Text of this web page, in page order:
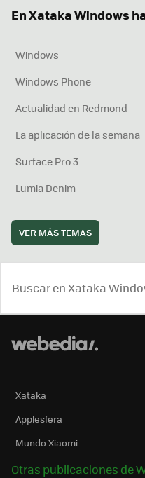
En Xataka Windows
Windows
Windows Phone
Actualidad en Redmond
La aplicación de la semana
Surface Pro 3
Lumia Denim
VER MÁS TEMAS
Xataka
Applesfera
Mundo Xiaomi
Otras publicaciones de